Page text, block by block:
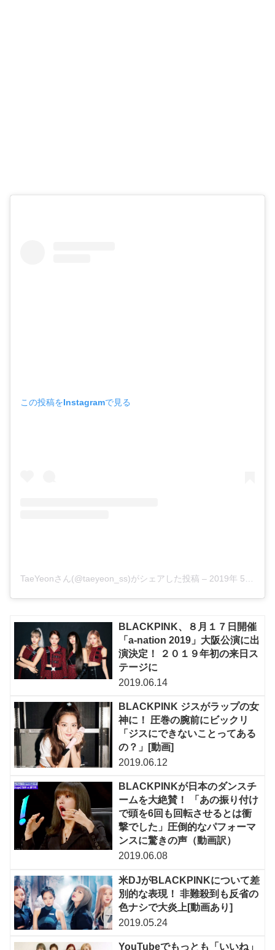
この投稿をInstagramで見る
TaeYeonさん(@taeyeon_ss)がシェアした投稿 – 2019年 5月月31日午後6時00分PDT
BLACKPINK、８月１７日開催
「a-nation 2019」大阪公演に出
演決定！ ２０１９年初の来日ス
テージに
2019.06.14
BLACKPINK ジスがラップの女
神に！ 圧巻の腕前にビックリ
「ジスにできないことってある
の？」[動画]
2019.06.12
BLACKPINKが日本のダンスチ
ームを大絶賛！ 「あの振り付け
で頭を6回も回転させるとは衝
撃でした」圧倒的なパフォーマ
ンスに驚きの声（動画訳）
2019.06.08
米DJがBLACKPINKについて差
別的な表現！ 非難殺到も反省の
色ナシで大炎上[動画あり]
2019.05.24
YouTubeでもっとも「いいね」